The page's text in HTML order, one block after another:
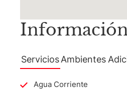
Servicios Ambientes
Agua Corriente